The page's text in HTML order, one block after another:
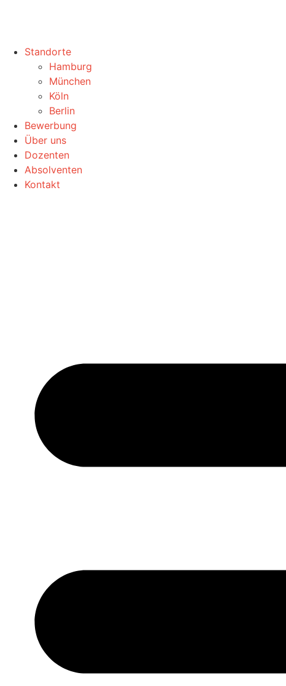
Standorte
Hamburg
München
Köln
Berlin
Bewerbung
Über uns
Dozenten
Absolventen
Kontakt